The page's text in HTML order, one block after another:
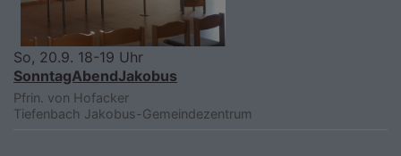
So, 20.9. 18-19 Uhr
SonntagAbendJakobus
Pfrin. von Hofacker
Tiefenbach Jakobus-Gemeindezentrum